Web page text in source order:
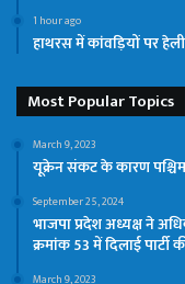
1 hour ago
हाथरस में कांवड़ियों पर
Most Popular Topics
March 9, 2023
यूक्रेन संकट के कारण
September 25, 2024
भाजपा प्रदेश अध्यक्ष ने
क्रमांक 53 में दिलाई पार्टी
March 9, 2023